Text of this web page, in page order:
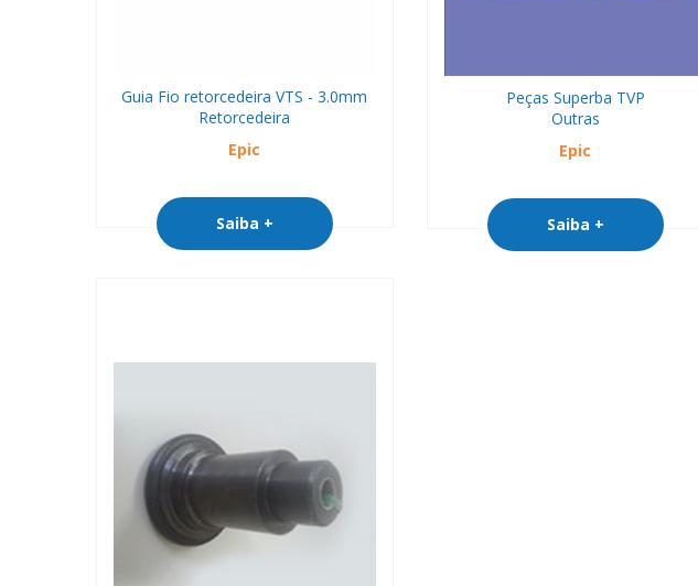
Guia Fio retorcedeira VTS - 3.0mm
Retorcedeira
Epic
Saiba +
Peças Superba TVP
Outras
Epic
Saiba +